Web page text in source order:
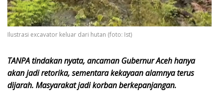
Ilustrasi excavator keluar dari hutan (foto: Ist)
TANPA tindakan nyata, ancaman Gubernur Aceh hanya
akan jadi retorika, sementara kekayaan alamnya terus
dijarah. Masyarakat jadi korban berkepanjangan.